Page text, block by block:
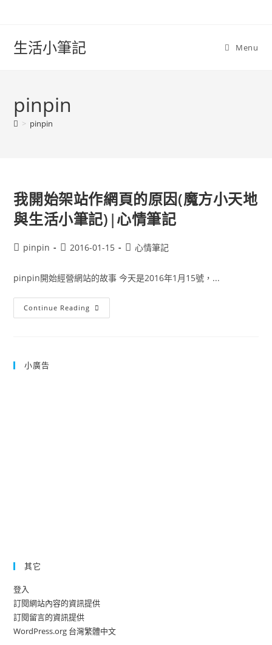
content生活小筆記 Menu
pinpin
> pinpin
我開始架站作網頁的原因(魔方小天地
與生活小筆記)|心情筆記
Postpinpin
Post2016-01-15
Post心情筆記
pinpin開始經營網站的故事 今天是2016年1月15號，...
Continue Reading 我
開
小廣告
其它
登入
訂閱網站內容的資訊提供
訂閱留言的資訊提供
WordPress.org 台灣繁體中文